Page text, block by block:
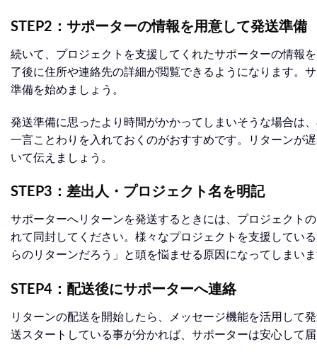
STEP2：サポーターの情報を用意して発送準備
続いて、プロジェクトを支援してくれたサポーターの情報
了後に住所や連絡先の詳細が閲覧できるようになります。
準備を始めましょう。
発送準備に思ったより時間がかかってしまいそうな場合は
一言ことわりを入れておくのがおすすめです。リターンが
いて伝えましょう。
STEP3：差出人・プロジェクト名を明記
サポーターへリターンを発送するときには、プロジェクト
れて同封してください。様々なプロジェクトを支援してい
らのリターンだろう」と頭を悩ませる原因になってしまい
STEP4：配送後にサポーターへ連絡
リターンの配送を開始したら、メッセージ機能を活用して
送スタートしている事が分かれば、サポーターは安心して